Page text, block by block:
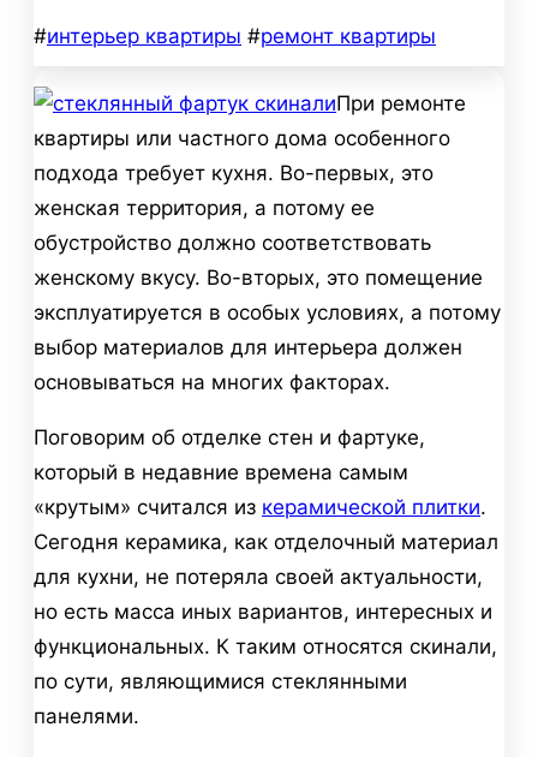
#интерьер квартиры #ремонт квартиры
При ремонте
квартиры или частного дома особенного
подхода требует кухня. Во-первых, это
женская территория, а потому ее
обустройство должно соответствовать
женскому вкусу. Во-вторых, это помещение
эксплуатируется в особых условиях, а потому
выбор материалов для интерьера должен
основываться на многих факторах.
Поговорим об отделке стен и фартуке,
который в недавние времена самым
«крутым» считался из керамической плитки.
Сегодня керамика, как отделочный материал
для кухни, не потеряла своей актуальности,
но есть масса иных вариантов, интересных и
функциональных. К таким относятся скинали,
по сути, являющимися стеклянными
панелями.